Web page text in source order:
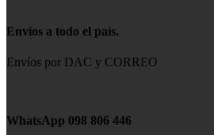
Envíos a todo el país.
Envíos por DAC y CORREO
WhatsApp 098 806 446